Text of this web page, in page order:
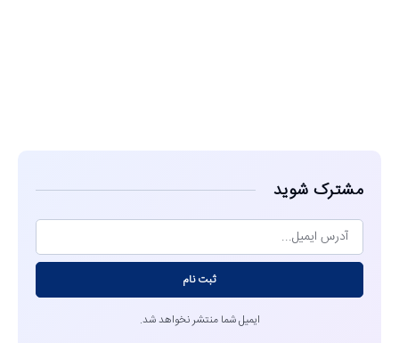
مشترک شوید
ثبت نام
ایمیل شما منتشر نخواهد شد.